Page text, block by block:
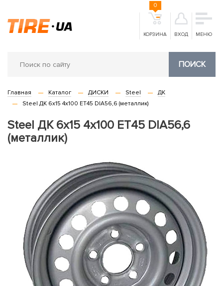
КОРЗИНА
0
ВХОД МЕНЮ
ПОИСК
Главная Каталог ДИСКИ Steel
ДК
Steel ДК 6x15 4x100 ET45 DIA56,6 (металлик)
Steel ДК 6x15 4x100 ET45 DIA56,6
(металлик)